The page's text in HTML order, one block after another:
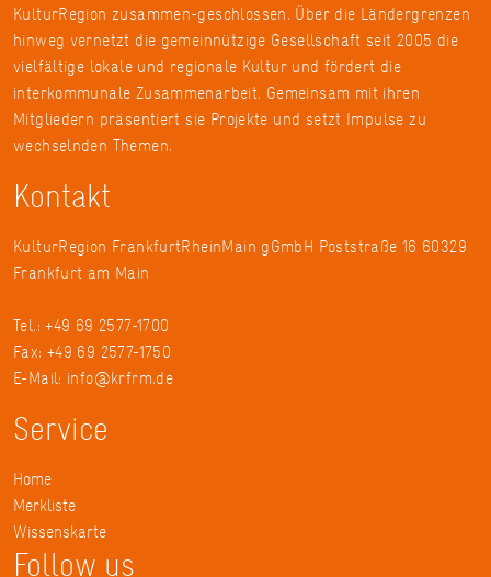
KulturRegion zusammen-geschlossen. Über die Ländergrenzen
hinweg vernetzt die gemeinnützige Gesellschaft seit 2005 die
vielfältige lokale und regionale Kultur und fördert die
interkommunale Zusammenarbeit. Gemeinsam mit ihren
Mitgliedern präsentiert sie Projekte und setzt Impulse zu
wechselnden Themen.
Kontakt
KulturRegion FrankfurtRheinMain gGmbH Poststraße 16 60329
Frankfurt am Main
Tel.: +49 69 2577-1700
Fax: +49 69 2577-1750
E-Mail: info@krfrm.de
Service
Home
Merkliste
Wissenskarte
Follow us